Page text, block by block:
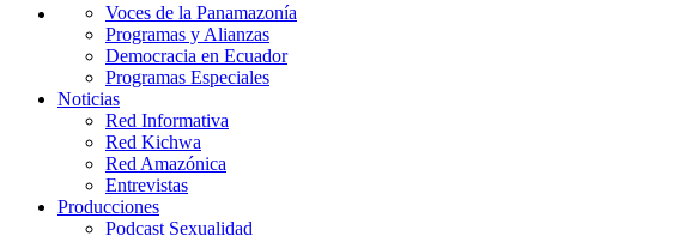
Voces de la Panamazonía
Programas y Alianzas
Democracia en Ecuador
Programas Especiales
Noticias
Red Informativa
Red Kichwa
Red Amazónica
Entrevistas
Producciones
Podcast Sexualidad